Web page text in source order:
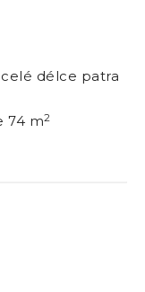
délce patra
74 m2